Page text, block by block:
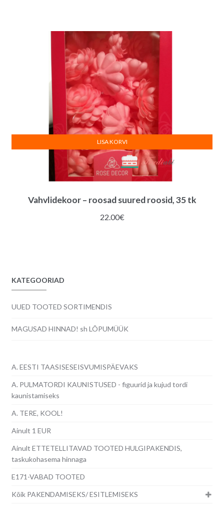
Vahvlidekoor – roosad suured roosid, 35 tk
22.00€
LISA KORVI
KATEGOORIAD
UUED TOOTED SORTIMENDIS
MAGUSAD HINNAD! sh LÕPUMÜÜK
A. EESTI TAASISESEISVUMISPÄEVAKS
A. PULMATORDI KAUNISTUSED - figuurid ja kujud tordi
kaunistamiseks
A. TERE, KOOL!
Ainult 1 EUR
Ainult ETTETELLITAVAD TOOTED HULGIPAKENDIS,
taskukohasema hinnaga
E171-VABAD TOOTED
Kõik PAKENDAMISEKS/ ESITLEMISEKS